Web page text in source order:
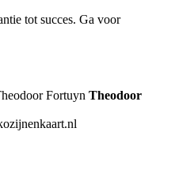
tot succes. Ga voor
Theodoor